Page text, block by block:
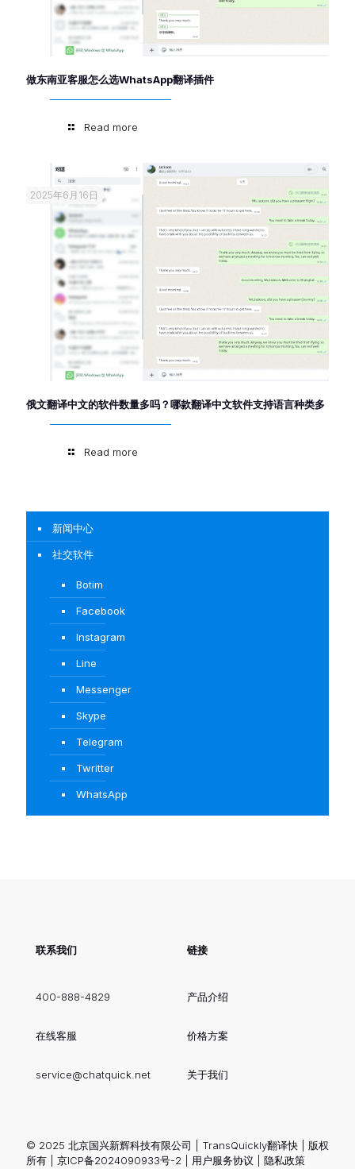
做东南亚客服怎么选WhatsApp翻译插件
Read more
2025年6月16日
俄文翻译中文的软件数量多吗？哪款翻译中文软件支持语言种类多
Read more
新闻中心
社交软件
Botim
Facebook
Instagram
Line
Messenger
Skype
Telegram
Twritter
WhatsApp
联系我们
400-888-4829
在线客服
service@chatquick.net
链接
产品介绍
价格方案
关于我们
© 2025 北京国兴新辉科技有限公司 | TransQuickly翻译快 | 版权
所有 | 京ICP备2024090933号-2 用户服务协议 隐私政策